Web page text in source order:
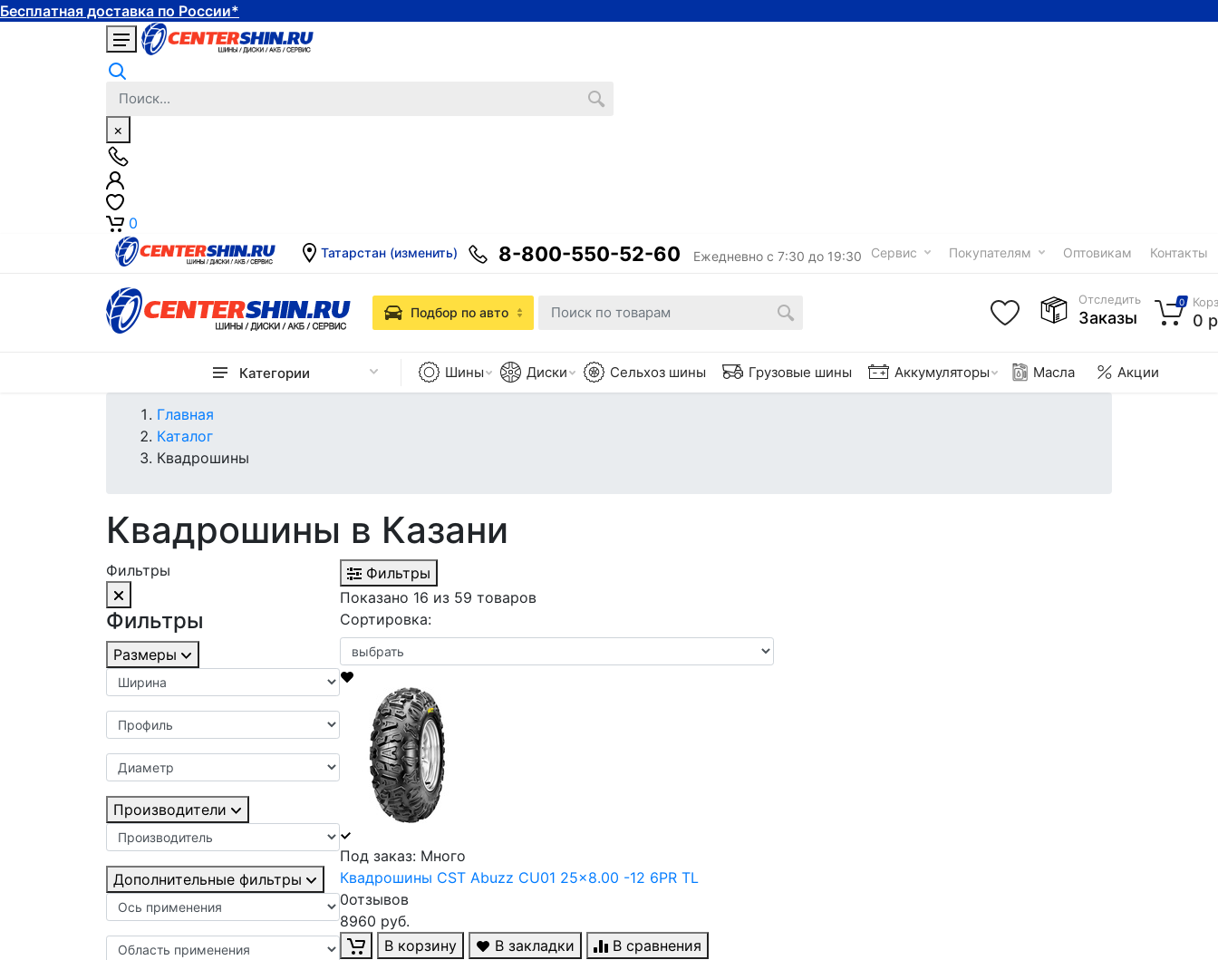
Бесплатная доставка по России*
×
0
Татарстан (изменить) 8-800-550-52-60 Ежедневно с 7:30 до 19:30 Сервис Покупателям Оптовикам Контакты
Категории Шины Диски Сельхоз шины Грузовые шины Аккумуляторы Масла Акции
Подбор по авто
Отследить
Заказы
0
0
Главная
Каталог
Квадрошины
Квадрошины в Казани
Фильтры
Фильтры
Размеры
Производители
Дополнительные фильтры
Фильтры
Показано 16 из 59 товаров
Сортировка:
Под заказ: Много
Квадрошины CST Abuzz CU01 25x8.00 -12 6PR TL
0отзывов
8960 руб.
В корзину
В закладки В сравнения